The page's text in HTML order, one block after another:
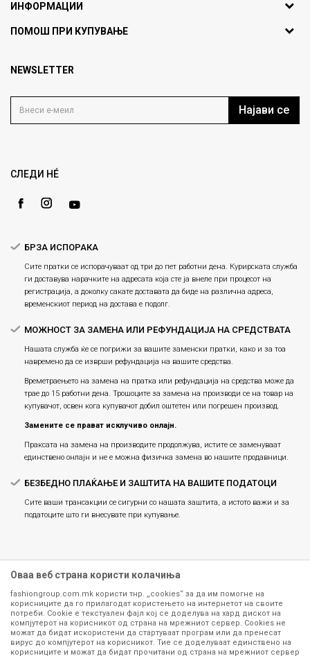
ИНФОРМАЦИИ
За нас
Продавници
Блог
Gift Card
ПОМОШ ПРИ КУПУВАЊЕ
Политика на приватност
Како да купите
Замена и рефундација на производи
NEWSLETTER
Најави се
СЛЕДИ НÉ
БРЗА ИСПОРАКА
Сите пратки се испорачуваат од три до пет работни дена. Курирската служба
ги доставува нарачките на адресата која сте ја внеле при процесот на
регистрација, а доколку сакате доставата да биде на различна адреса,
временскиот период на достава е подолг.
МОЖНОСТ ЗА ЗАМЕНА ИЛИ РЕФУНДАЦИЈА НА СРЕДСТВАТА
Нашата служба ќе се погрижи за вашите заменски пратки, како и за тоа
навремено да се изврши рефундација на вашите средства.
Времетраењето на замена на пратка или рефундацијa на средства може да
трае до 15 работни дена. Трошоците за замена на производи се на товар на
купувачот, освен кога купувачот добил оштетен или погрешен производ.
Замените се прават исклучиво онлајн.
Праксата на замена на производите продолжува, истите се заменуваат
единствено онлајн и не е можна физичка замена во нашите продавници.
БЕЗБЕДНО ПЛАЌАЊЕ И ЗАШТИТА НА ВАШИТЕ ПОДАТОЦИ
Сите ваши трансакции се сигурни со нашата заштита, а истото важи и за
податоците што ги внесувате при купување.
Сите информации околу производите кои се изложени на нашата
онлајн продавница се стремиме да бидат конкретни, точни и прецизни,
Оваа веб страна користи колачиња
fashiongroup.com.mk користи тнр. „cookies“ за да им помогне на
корисниците да го прилагодат користењето на интернетот на своите
потреби. Cookie е текстуален фајл кој се доделува на хард дискот на
компјутерот на корисникот од страна на мрежниот сервер. Cookies не
можат да бидат искористени да стартуваат програм или да пренесат
вирус до компјутерот на корисникот. Тие се доделуваат единствено на
корисниците и можат да бидат прочитани од страна на мрежниот сервер